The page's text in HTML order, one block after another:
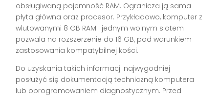
obsługiwaną pojemność RAM. Ogranicza ją sama
płyta główna oraz procesor. Przykładowo, komputer z
wlutowanymi 8 GB RAM i jednym wolnym slotem
pozwala na rozszerzenie do 16 GB, pod warunkiem
zastosowania kompatybilnej kości.
Do uzyskania takich informacji najwygodniej
posłużyć się dokumentacją techniczną komputera
lub oprogramowaniem diagnostycznym. Przed